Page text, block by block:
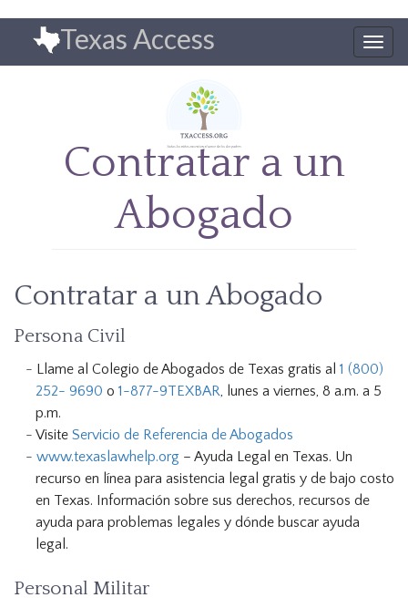
contenido
principal
Texas Access
Contratar a un
Abogado
Contratar a un Abogado
Persona Civil
Llame al Colegio de Abogados de Texas gratis al 1 (800)
252- 9690 o 1-877-9TEXBAR, lunes a viernes, 8 a.m. a 5
p.m.
Visite Servicio de Referencia de Abogados
www.texaslawhelp.org – Ayuda Legal en Texas. Un
recurso en línea para asistencia legal gratis y de bajo costo
en Texas. Información sobre sus derechos, recursos de
ayuda para problemas legales y dónde buscar ayuda
legal.
Personal Militar